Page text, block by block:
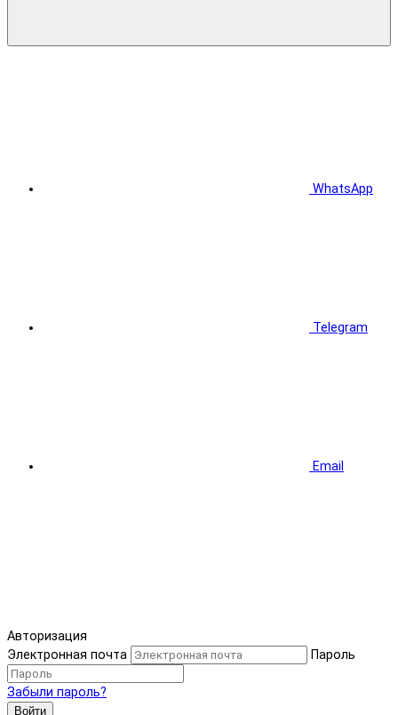
WhatsApp
Telegram
Email
Авторизация
Электронная почта
Пароль
Забыли пароль?
Войти